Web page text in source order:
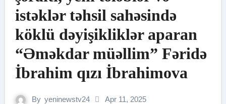
istəklər təhsil sahəsində
köklü dəyişikliklər aparan
“Əməkdar müəllim” Fəridə
İbrahim qızı İbrahimova
By yeninewstv24 Apr 11, 2025